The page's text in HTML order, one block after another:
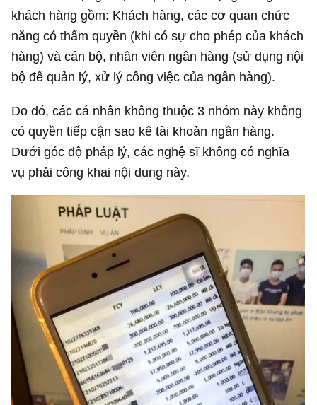
khách hàng gồm: Khách hàng, các cơ quan chức
năng có thẩm quyền (khi có sự cho phép của khách
hàng) và cán bộ, nhân viên ngân hàng (sử dụng nội
bộ để quản lý, xử lý công việc của ngân hàng).
Do đó, các cá nhân không thuộc 3 nhóm này không
có quyền tiếp cận sao kê tài khoản ngân hàng.
Dưới góc độ pháp lý, các nghệ sĩ không có nghĩa
vụ phải công khai nội dung này.